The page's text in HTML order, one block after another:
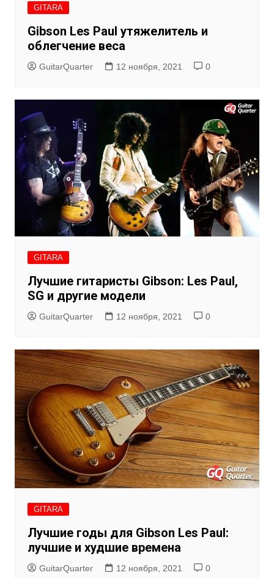
GITARA
Gibson Les Paul утяжелитель и
облегчение веса
GuitarQuarter 12 ноября, 2021 0
GITARA
Лучшие гитаристы Gibson: Les Paul,
SG и другие модели
GuitarQuarter 12 ноября, 2021 0
GITARA
Лучшие годы для Gibson Les Paul:
лучшие и худшие времена
GuitarQuarter 12 ноября, 2021 0